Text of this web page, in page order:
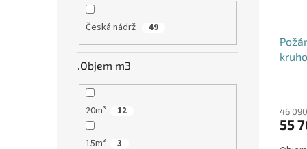
Česká nádrž 49
.Objem m3
20m³ 12
15m³ 3
46
55